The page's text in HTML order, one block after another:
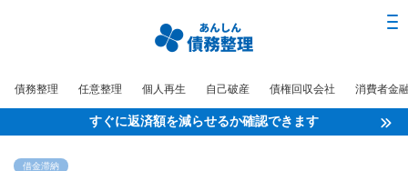
債務整理 任意整理 個人再生 自己破産 債権回収会社 消費者金
すぐに返済額を減らせるか確認できます
借金滞納